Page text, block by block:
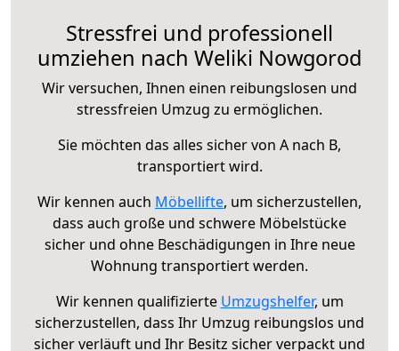
Stressfrei und professionell
umziehen nach Weliki Nowgorod
Wir versuchen, Ihnen einen reibungslosen und
stressfreien Umzug zu ermöglichen.
Sie möchten das alles sicher von A nach B,
transportiert wird.
Wir kennen auch Möbellifte, um sicherzustellen,
dass auch große und schwere Möbelstücke
sicher und ohne Beschädigungen in Ihre neue
Wohnung transportiert werden.
Wir kennen qualifizierte Umzugshelfer, um
sicherzustellen, dass Ihr Umzug reibungslos und
sicher verläuft und Ihr Besitz sicher verpackt und